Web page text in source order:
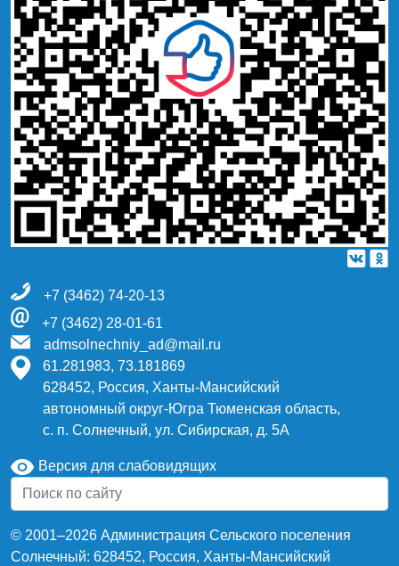
+7 (3462) 74-20-13
+7 (3462) 28-01-61
admsolnechniy_ad@mail.ru
61.281983, 73.181869
628452, Россия, Ханты-Мансийский
автономный округ-Югра Тюменская область,
с. п. Солнечный, ул. Сибирская, д. 5А
Версия для слабовидящих
© 2001–2026 Администрация Сельского поселения
Солнечный: 628452, Россия, Ханты-Мансийский